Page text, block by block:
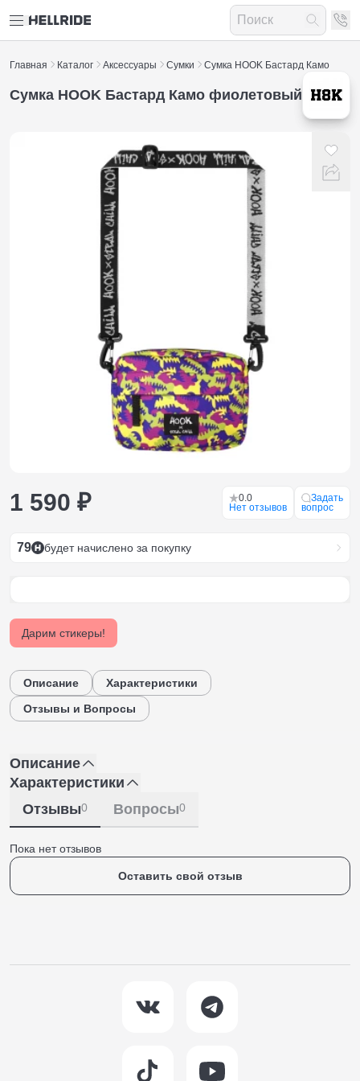
Главная Каталог Аксессуары Сумки Сумка HOOK Бастард Камо
Сумка HOOK Бастард Камо фиолетовый
1 590 ₽
0.0
Нет отзывов
Задать
вопрос
79 будет начислено за покупку
Дарим стикеры!
Описание
Характеристики
Отзывы и Вопросы
Описание
Характеристики
Отзывы0 Вопросы0
Пока нет отзывов
Оставить свой отзыв